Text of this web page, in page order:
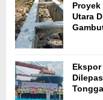
Utara